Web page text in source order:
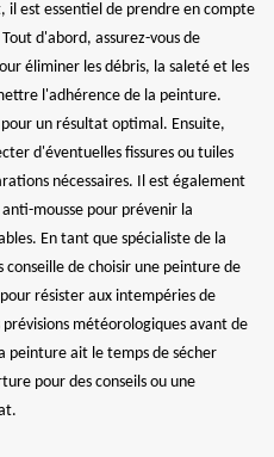
est essentiel de prendre en compte
d'abord, assurez-vous de
éliminer les débris, la saleté et les
l'adhérence de la peinture.
un résultat optimal. Ensuite,
d'éventuelles fissures ou tuiles
nécessaires. Il est également
mousse pour prévenir la
En tant que spécialiste de la
de choisir une peinture de
résister aux intempéries de
météorologiques avant de
peinture ait le temps de sécher
pour des conseils ou une